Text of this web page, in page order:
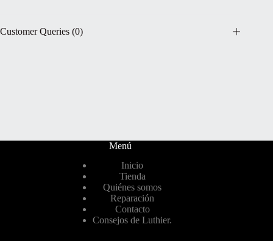
Customer Queries (0)
Menú
Inicio
Tienda
Quiénes somos
Reparación
Contacto
Consejos de Luthier.